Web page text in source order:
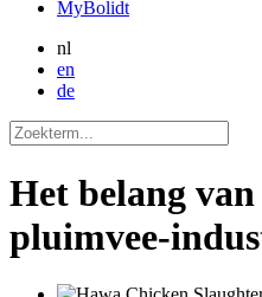
MyBolidt
nl
en
de
Het belang
pluimvee-